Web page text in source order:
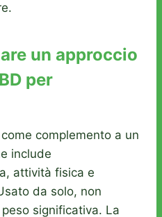
un approccio
per
complemento a un
include
attività fisica e
da solo, non
significativa. La